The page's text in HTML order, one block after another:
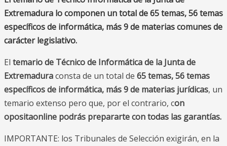
Extremadura lo componen un total de 65 temas, 56 temas
específicos de informática, más 9 de materias comunes de
carácter legislativo.
El temario de Técnico de Informática de la Junta de
Extremaduraconsta de un total de 65 temas, 56 temas
específicos de informática, más 9 de materias jurídicas, un
temario extenso pero que, por el contrario, con
opositaonline podrás prepararte con todas las garantías.
IMPORTANTE: los Tribunales de Selección exigirán, en la